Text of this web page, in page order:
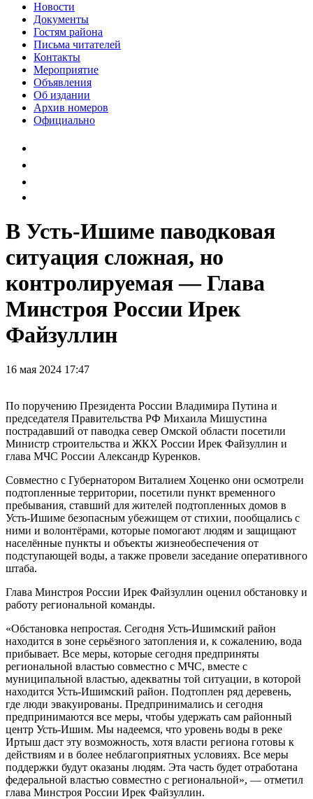
Новости
Документы
Гостям района
Письма читателей
Контакты
Мероприятие
Объявления
Об издании
Архив номеров
Официально
В Усть-Ишиме паводковая
ситуация сложная, но
контролируемая — Глава
Минстроя России Ирек
Файзуллин
16 мая 2024 17:47
По поручению Президента России Владимира Путина и
председателя Правительства РФ Михаила Мишустина
пострадавший от паводка север Омской области посетили
Министр строительства и ЖКХ России Ирек Файзуллин и
глава МЧС России Александр Куренков.
Совместно с Губернатором Виталием Хоценко они осмотрели
подтопленные территории, посетили пункт временного
пребывания, ставший для жителей подтопленных домов в
Усть-Ишиме безопасным убежищем от стихии, пообщались с
ними и волонтёрами, которые помогают людям и защищают
населённые пункты и объекты жизнеобеспечения от
подступающей воды, а также провели заседание оперативного
штаба.
Глава Минстроя России Ирек Файзуллин оценил обстановку и
работу региональной команды.
«Обстановка непростая. Сегодня Усть-Ишимский район
находится в зоне серьёзного затопления и, к сожалению, вода
прибывает. Все меры, которые сегодня предприняты
региональной властью совместно с МЧС, вместе с
муниципальной властью, адекватны той ситуации, в которой
находится Усть-Ишимский район. Подтоплен ряд деревень,
где люди эвакуированы. Предпринимались и сегодня
предпринимаются все меры, чтобы удержать сам районный
центр Усть-Ишим. Мы надеемся, что уровень воды в реке
Иртыш даст эту возможность, хотя власти региона готовы к
действиям и в более неблагоприятных условиях. Все меры
поддержки будут оказаны людям. Эта часть будет отработана
федеральной властью совместно с региональной», — отметил
глава Минстроя России Ирек Файзуллин.